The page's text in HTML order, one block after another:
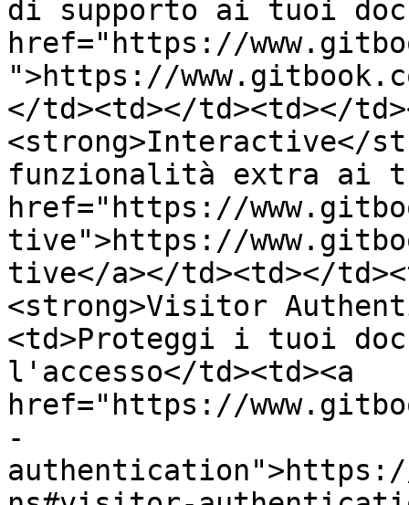
di supporto ai tuoi
href="https://
">https://
</td><td></td><td></
<strong>Interactive</
funzionalità extra ai
href="https://
tive">https://
tive</a></td><td></
<strong>Visitor
<td>Proteggi i tuoi
l'accesso</td><td><a
href="https://
-